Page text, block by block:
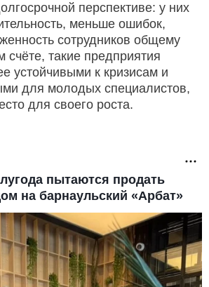
перспективе: у них
меньше ошибок,
сотрудников общему
счёте, такие предприятия
устойчивыми к кризисам и
для молодых специалистов,
для своего роста.
пытаются продать
на барнаульский «Арбат»